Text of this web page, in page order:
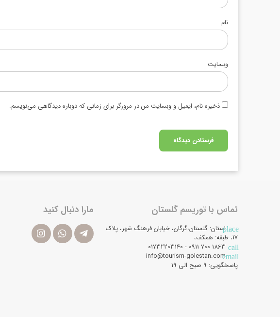
نام
وبسایت
ذخیره نام، ایمیل و وبسایت من در مرورگر برای زمانی که دوباره دیدگاهی می‌نویسم.
تماس با توریسم گلستان
placeاستان: گلستان،گرگان، خیابان فرهنگ شهر، پلاک
17، طبقه: همکف،
call
email
info@tourism-golestan.com
پاسخگویی: ۹ صبح الی 19
مارا دنبال کنید